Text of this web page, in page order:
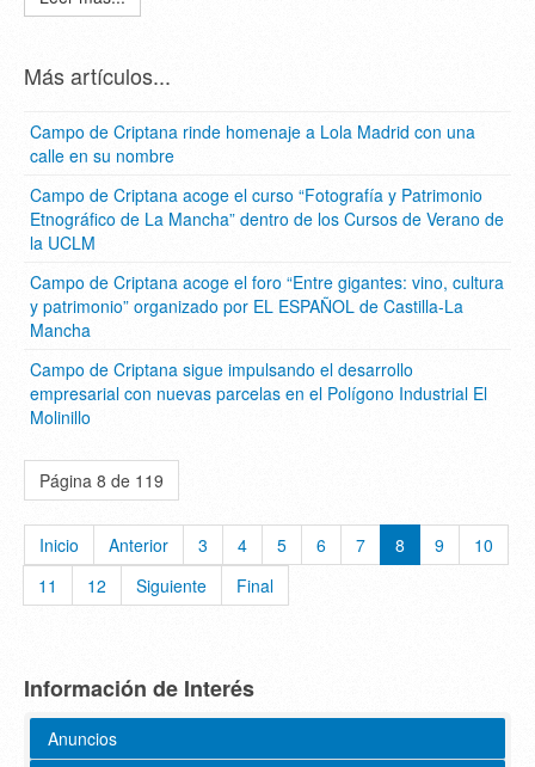
Más artículos...
Campo de Criptana rinde homenaje a Lola Madrid con una
calle en su nombre
Campo de Criptana acoge el curso “Fotografía y Patrimonio
Etnográfico de La Mancha” dentro de los Cursos de Verano de
la UCLM
Campo de Criptana acoge el foro “Entre gigantes: vino, cultura
y patrimonio” organizado por EL ESPAÑOL de Castilla-La
Mancha
Campo de Criptana sigue impulsando el desarrollo
empresarial con nuevas parcelas en el Polígono Industrial El
Molinillo
Página 8 de 119
Inicio Anterior 3 4 5 6 7 8 9
10
11
12 Siguiente Final
Información de Interés
Anuncios